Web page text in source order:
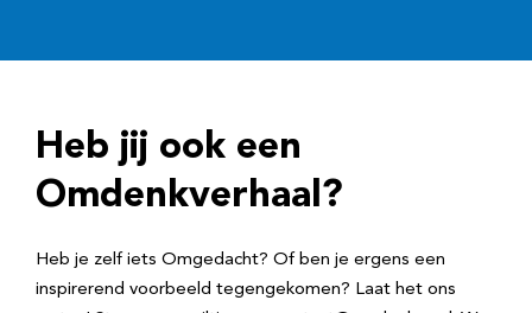
r
e
Heb jij ook een
Omdenkverhaal?
Heb je zelf iets Omgedacht? Of ben je ergens een
inspirerend voorbeeld tegengekomen? Laat het ons